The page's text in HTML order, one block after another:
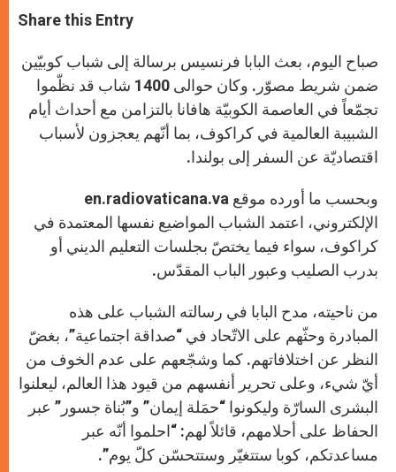
t
s
p
p
s
e
g
e
r
e
b
k
r
Share this Entry
صباح اليوم، بعث البابا فرنسيس برسالة إلى شباب كوبيّين
ضمن شريط مصوّر. وكان حوالى 1400 شاب قد نظّموا
تجمّعاً في العاصمة الكوبيّة هافانا بالتزامن مع أحداث أيام
الشبيبة العالمية في كراكوف، بما أنّهم يعجزون لأسباب
اقتصاديّة عن السفر إلى بولندا.
وبحسب ما أورده موقع en.radiovaticana.va
الإلكتروني، اعتمد الشباب المواضيع نفسها المعتمدة في
كراكوف، سواء فيما يختصّ بجلسات التعليم الديني أو
بدرب الصليب وعبور الباب المقدّس.
من ناحيته، مدح البابا في رسالته الشباب على هذه
المبادرة وحثّهم على الاتّحاد في “صداقة اجتماعية”، بغضّ
النظر عن اختلافاتهم. كما وشجّعهم على عدم الخوف من
أيّ شيء، وعلى تحرير أنفسهم من قيود هذا العالم، ليعلنوا
البشرى السارّة وليكونوا “حمَلة إيمان” و”بُناة جسور” عبر
الحفاظ على أحلامهم، قائلاً لهم: “احلموا أنّه عبر
مساعدتكم، كوبا ستتغيّر وستتحسّن كلّ يوم”.